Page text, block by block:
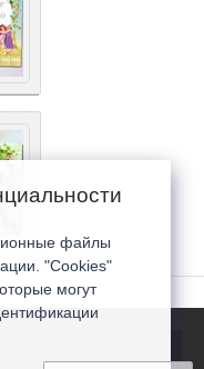
файлы
"Cookies"
могут